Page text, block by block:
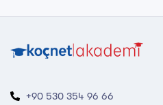
+90 530 354 96 66